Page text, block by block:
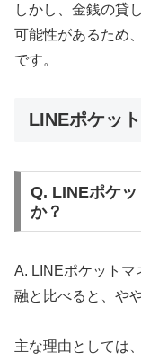
しかし、金銭の貸
可能性があるため
です。
LINEポケッ
Q. LINEポケ
か？
A. LINEポケットマ
融と比べると、や
主な理由としては